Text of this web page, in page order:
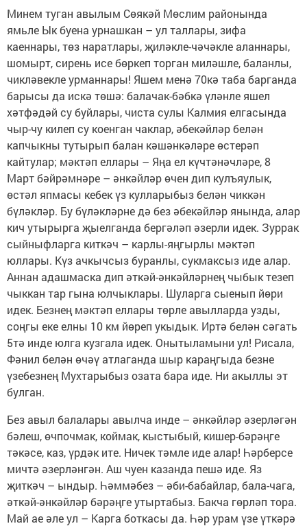
Минем туган авылым Сөякәй Мөслим районында
ямьле Ык буена урнашкан – ул таллары, зифа
каеннары, төз наратлары, җиләкле-чәчәкле аланнары,
шомырт, сирень исе бөркеп торган миләшле, баланлы,
чикләвекле урманнары! Яшем менә 70кә таба барганда
барысы да искә төшә: балачак-бәбкә үләнле яшел
хәтфәдәй су буйлары, чиста сулы Калмия елгасында
чыр-чу килеп су коенган чаклар, әбекәйләр белән
капчыкны тутырып балан кәшәнкәләре өстерәп
кайтулар; мәктәп еллары – Яңа ел күчтәнәчләре, 8
Март бәйрәмнәре – әнкәйләр өчен дип кулъяулык,
өстәл япмасы кебек үз кулларыбыз белән чиккән
бүләкләр. Бу бүләкләрне дә без әбекәйләр янында, алар
кич утырырга җыелганда бергәләп әзерли идек. Зуррак
сыйныфларга киткәч – карлы-яңгырлы мәктәп
юллары. Күз ачкычсыз буранлы, сукмаксыз иде алар.
Аннан адашмаска дип әткәй-әнкәйләрнең чыбык тезеп
чыккан тар гына юлчыклары. Шуларга сыенып йөри
идек. Безнең мәктәп еллары төрле авылларда узды,
соңгы еке елны 10 км йөреп укыдык. Иртә белән сәгать
5тә инде юлга кузгала идек. Онытыламыни ул! Рисала,
Фәнил белән өчәү атлаганда шыр караңгыда безне
үзебезнең Мухтарыбыз озата бара иде. Ни акыллы эт
булган.
Без авыл балалары авылча инде – әнкәйләр әзерләгән
бәлеш, өчпочмак, коймак, кыстыбый, кишер-бәрәңге
тәкәсе, каз, үрдәк ите. Ничек тәмле иде алар! Һәрберсе
мичтә әзерләнгән. Аш чуен казанда пешә иде. Яз
җиткәч – ындыр. Һәммәбез – әби-бабайлар, бала-чага,
әткәй-әнкәйләр бәрәңге утыртабыз. Бакча гөрләп тора.
Май ае әле ул – Карга боткасы да. Һәр урам үзе үткәрә